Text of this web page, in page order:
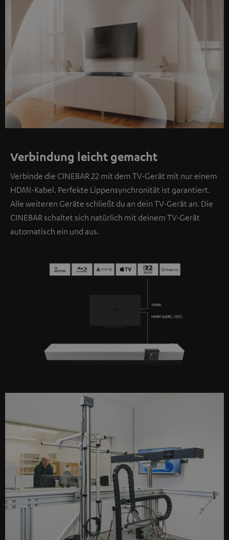
Verbindung leicht gemacht
Verbinde die CINEBAR 22 mit dem TV-Gerät mit nur einem
HDMI-Kabel. Perfekte Lippensynchronität ist garantiert.
Alle weiteren Geräte schließt du an dein TV-Gerät an. Die
CINEBAR schaltet sich natürlich mit deinem TV-Gerät
automatisch ein und aus.